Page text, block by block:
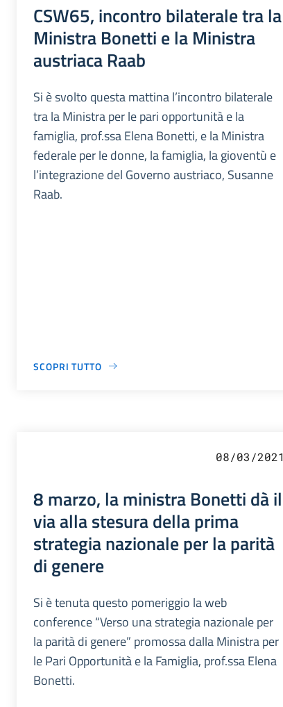
CSW65, incontro bilaterale tra la
Ministra Bonetti e la Ministra
austriaca Raab
Si è svolto questa mattina l’incontro bilaterale
tra la Ministra per le pari opportunità e la
famiglia, prof.ssa Elena Bonetti, e la Ministra
federale per le donne, la famiglia, la gioventù e
l’integrazione del Governo austriaco, Susanne
Raab.
SCOPRI TUTTO
08/03/2021
8 marzo, la ministra Bonetti dà il
via alla stesura della prima
strategia nazionale per la parità
di genere
Si è tenuta questo pomeriggio la web
conference “Verso una strategia nazionale per
la parità di genere” promossa dalla Ministra per
le Pari Opportunità e la Famiglia, prof.ssa Elena
Bonetti.